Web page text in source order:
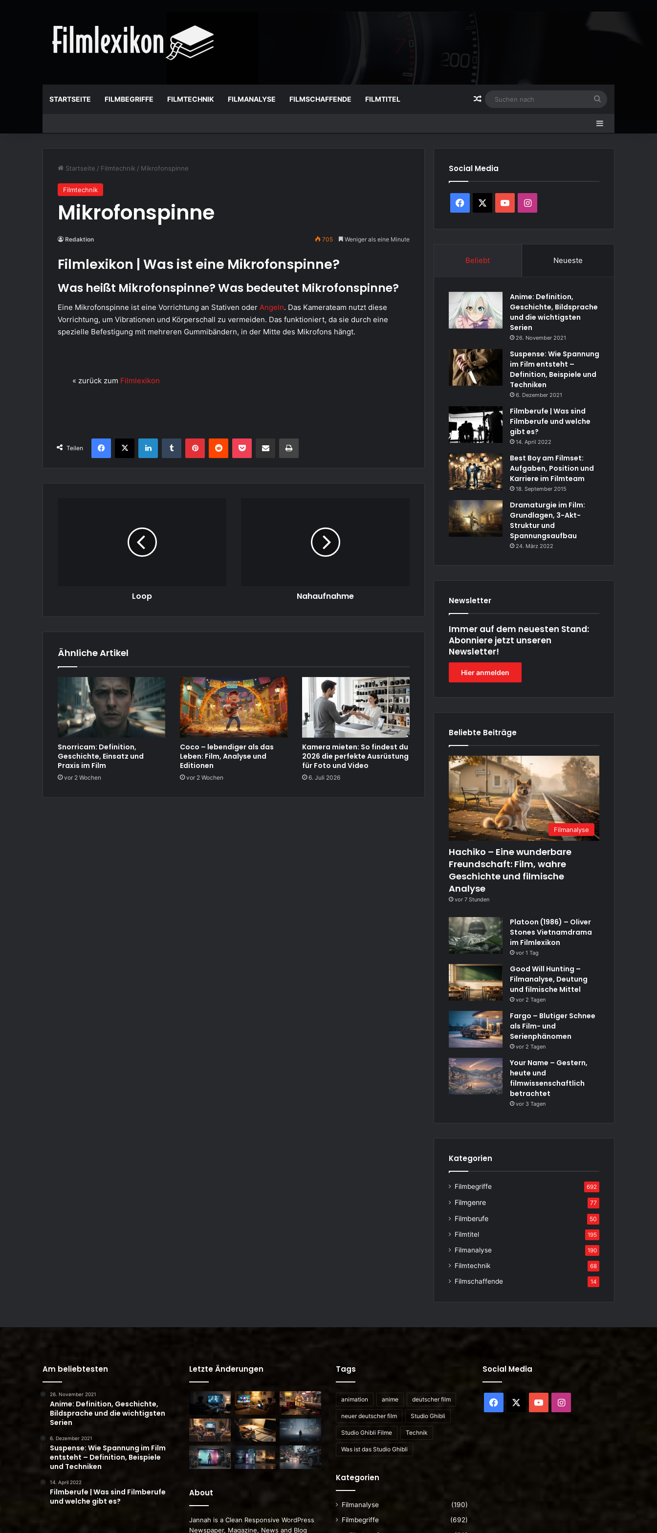
STARTSEITE FILMBEGRIFFE FILMTECHNIK FILMANALYSE FILMSCHAFFENDE FILMTITEL Zufälliger Artikel
Sidebar
Startseite / Filmtechnik / Mikrofonspinne
Filmtechnik
Mikrofonspinne
Redaktion 705 Weniger als eine Minute
Filmlexikon | Was ist eine Mikrofonspinne?
Was heißt Mikrofonspinne? Was bedeutet Mikrofonspinne?
Eine Mikrofonspinne ist eine Vorrichtung an Stativen oder Angeln. Das Kamerateam nutzt diese
Vorrichtung, um Vibrationen und Körperschall zu vermeiden. Das funktioniert, da sie durch eine
spezielle Befestigung mit mehreren Gummibändern, in der Mitte des Mikrofons hängt.
« zurück zum Filmlexikon
Teilen
Facebook
X LinkedInTumblr PinterestReddit Pocket Teile per E-Mail Drucken
Loop Nahaufnahme
Ähnliche Artikel
Snorricam: Definition,
Geschichte, Einsatz und
Praxis im Film
vor 2 Wochen
Coco – lebendiger als das
Leben: Film, Analyse und
Editionen
vor 2 Wochen
Kamera mieten: So findest du
2026 die perfekte Ausrüstung
für Foto und Video
6. Juli 2026
Social Media
Facebook YouTubeInstagram
Beliebt Neueste
Anime: Definition,
Geschichte, Bildsprache
und die wichtigsten
Serien
26. November 2021
Suspense: Wie Spannung
im Film entsteht –
Definition, Beispiele und
Techniken
6. Dezember 2021
Filmberufe | Was sind
Filmberufe und welche
gibt es?
14. April 2022
Best Boy am Filmset:
Aufgaben, Position und
Karriere im Filmteam
18. September 2015
Dramaturgie im Film:
Grundlagen, 3-Akt-
Struktur und
Spannungsaufbau
24. März 2022
Newsletter
Immer auf dem neuesten Stand:
Abonniere jetzt unseren
Newsletter!
Hier anmelden
Beliebte Beiträge
Filmanalyse
Hachiko – Eine wunderbare
Freundschaft: Film, wahre
Geschichte und filmische
Analyse
vor 7 Stunden
Platoon (1986) – Oliver
Stones Vietnamdrama
im Filmlexikon
vor 1 Tag
Good Will Hunting –
Filmanalyse, Deutung
und filmische Mittel
vor 2 Tagen
Fargo – Blutiger Schnee
als Film- und
Serienphänomen
vor 2 Tagen
Your Name – Gestern,
heute und
filmwissenschaftlich
betrachtet
vor 3 Tagen
Kategorien
Filmbegriffe 692
Filmgenre 77
Filmberufe 50
Filmtitel 195
Filmanalyse 190
Filmtechnik 68
Filmschaffende 14
Am beliebtesten
26. November 2021
Anime: Definition, Geschichte,
Bildsprache und die wichtigsten
Serien
6. Dezember 2021
Suspense: Wie Spannung im Film
entsteht – Definition, Beispiele
und Techniken
14. April 2022
Filmberufe | Was sind Filmberufe
und welche gibt es?
Letzte Änderungen
About
Jannah is a Clean Responsive WordPress
Newspaper, Magazine, News and Blog
Tags
animation anime deutscher film
neuer deutscher film Studio Ghibli
Studio Ghibli Filme Technik
Was ist das Studio Ghibli
Kategorien
Filmanalyse
(190)
Filmbegriffe
(692)
Social Media
Facebook YouTubeInstagram